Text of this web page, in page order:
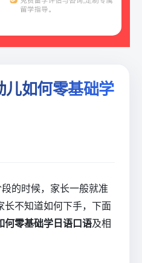
儿如何零基础学
的时候，家长一般就准
长不知道如何下手，下面
何零基础学日语口语及相